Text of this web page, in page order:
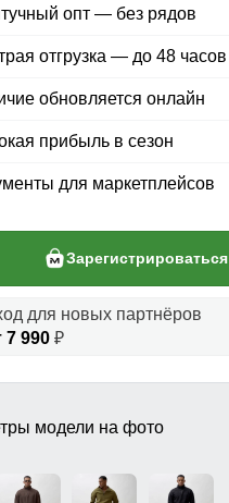
опт — без рядов
отгрузка — до 48 часов
обновляется онлайн
прибыль в сезон
для маркетплейсов
Зарегистрироваться
для новых партнёров
7 990₽
модели на фото